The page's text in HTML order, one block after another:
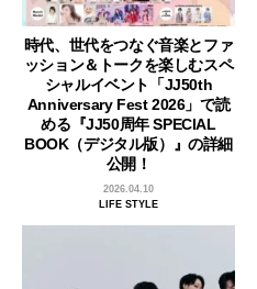
時代、世代をつなぐ音楽とファ
ッション＆トークを楽しむスペ
シャルイベント「JJ50th
Anniversary Fest 2026」で読
める『JJ50周年 SPECIAL
BOOK（デジタル版）』の詳細
公開！
2026.04.10
LIFE STYLE